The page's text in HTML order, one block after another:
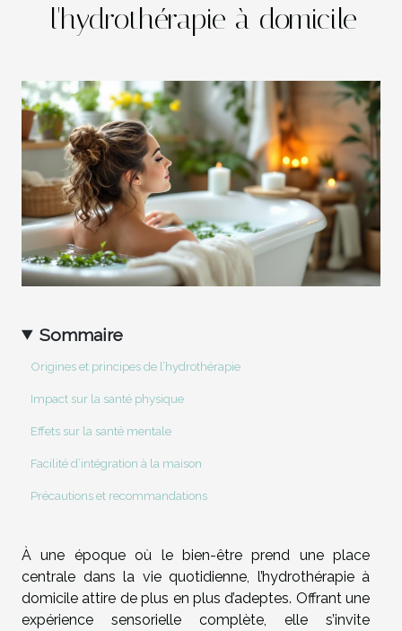
l'hydrothérapie à domicile
Sommaire
Origines et principes de l’hydrothérapie
Impact sur la santé physique
Effets sur la santé mentale
Facilité d’intégration à la maison
Précautions et recommandations
À une époque où le bien-être prend une place
centrale dans la vie quotidienne, l’hydrothérapie à
domicile attire de plus en plus d’adeptes. Offrant une
expérience sensorielle complète, elle s’invite